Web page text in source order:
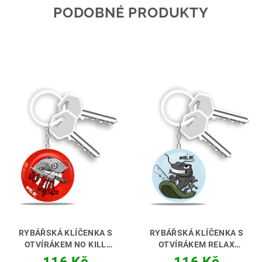
PODOBNÉ PRODUKTY
RYBÁŘSKÁ KLÍČENKA S
OTVÍRÁKEM NO KILL
CATFISH [SUMEC]
RYBÁŘSKÁ KLÍČENKA S
OTVÍRÁKEM RELAX
CATFISH [SUMEC]